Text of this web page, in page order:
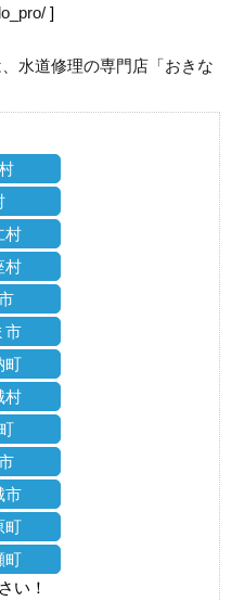
]
水道修理の専門店「おきな
村
村
市
町
村
市
町
町
い！